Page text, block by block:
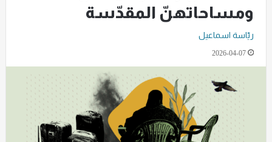
ومساحاتهنّ المقدّسة
ريّاسة اسماعيل
2026-04-07